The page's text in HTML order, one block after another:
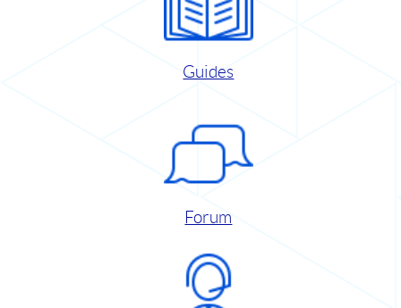
Guides
Forum